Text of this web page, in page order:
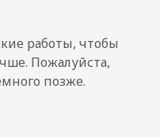
работы, чтобы
Пожалуйста,
позже.